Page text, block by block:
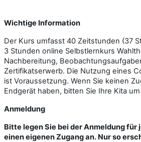
Wichtige Information
Der Kurs umfasst 40 Zeitstunden (37
3 Stunden online Selbstlernkurs
Nachbereitung,
Zertifikatserwerb. Die Nutzung eines
ist Voraussetzung. Wenn Sie keinen
Endgerät haben, bitten Sie Ihre Kita
Anmeldung
Bitte legen Sie bei der Anmeldung für
einen eigenen Zugang an. Nur so